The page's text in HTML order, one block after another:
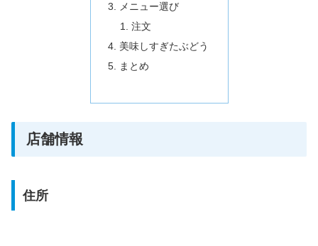
メニュー選び
注文
美味しすぎたぶどう
まとめ
店舗情報
住所